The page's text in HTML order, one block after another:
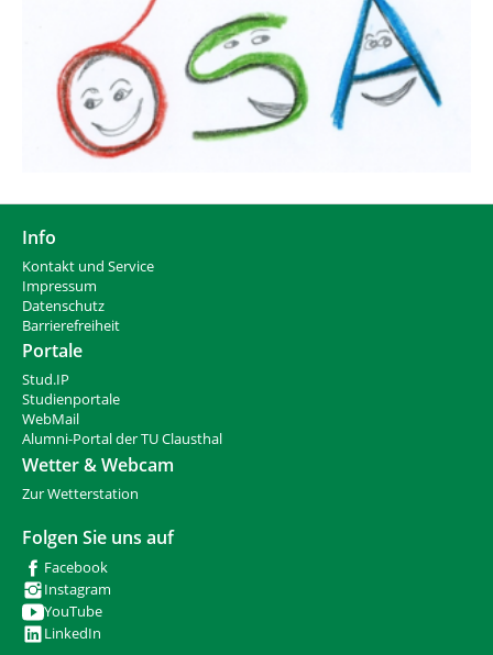
Info
Kontakt und Service
Impressum
Datenschutz
Barrierefreiheit
Portale
Stud.IP
Studienportale
WebMail
Alumni-Portal der TU Clausthal
Wetter & Webcam
Zur Wetterstation
Folgen Sie uns auf
Facebook
Instagram
YouTube
LinkedIn